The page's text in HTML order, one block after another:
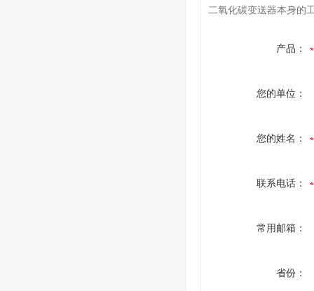
二氧化碳变送器本身的
产品：
您的单位：
您的姓名：
联系电话：
常用邮箱：
省份：